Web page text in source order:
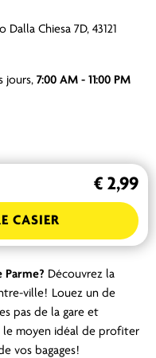
Chiesa 7D, 43121
jours, 7:00 AM - 11:00 PM
€ 2,99
CASIER
Parme? Découvrez la
ville! Louez un de
pas de la gare et
le moyen idéal de profiter
vos bagages!